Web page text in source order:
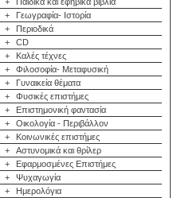
+
Γεωγραφία- Ιστορία
+
Περιοδικά
+
CD
+
Καλές τέχνες
+
Φιλοσοφία- Μεταφυσική
+
Γυναικεία θέματα
+
Φυσικές επιστήμες
+
Επιστημονική φαντασία
+
Οικολογία - Περιβάλλον
+
Κοινωνικές επιστήμες
+
Αστυνομικά και θρίλερ
+
Εφαρμοσμένες Επιστήμες
+
Ψυχαγωγία
+
Ημερολόγια